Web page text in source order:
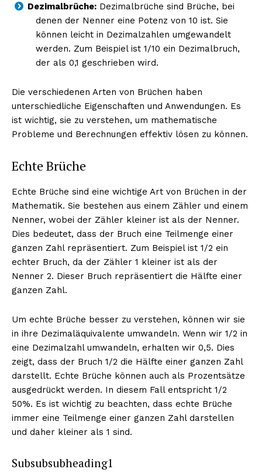
Dezimalbrüche: Dezimalbrüche sind Brüche, bei
denen der Nenner eine Potenz von 10 ist. Sie
können leicht in Dezimalzahlen umgewandelt
werden. Zum Beispiel ist 1/10 ein Dezimalbruch,
der als 0,1 geschrieben wird.
Die verschiedenen Arten von Brüchen haben
unterschiedliche Eigenschaften und Anwendungen. Es
ist wichtig, sie zu verstehen, um mathematische
Probleme und Berechnungen effektiv lösen zu können.
Echte Brüche
Echte Brüche sind eine wichtige Art von Brüchen in der
Mathematik. Sie bestehen aus einem Zähler und einem
Nenner, wobei der Zähler kleiner ist als der Nenner.
Dies bedeutet, dass der Bruch eine Teilmenge einer
ganzen Zahl repräsentiert. Zum Beispiel ist 1/2 ein
echter Bruch, da der Zähler 1 kleiner ist als der
Nenner 2. Dieser Bruch repräsentiert die Hälfte einer
ganzen Zahl.
Um echte Brüche besser zu verstehen, können wir sie
in ihre Dezimaläquivalente umwandeln. Wenn wir 1/2 in
eine Dezimalzahl umwandeln, erhalten wir 0,5. Dies
zeigt, dass der Bruch 1/2 die Hälfte einer ganzen Zahl
darstellt. Echte Brüche können auch als Prozentsätze
ausgedrückt werden. In diesem Fall entspricht 1/2
50%. Es ist wichtig zu beachten, dass echte Brüche
immer eine Teilmenge einer ganzen Zahl darstellen
und daher kleiner als 1 sind.
Subsubsubheading1